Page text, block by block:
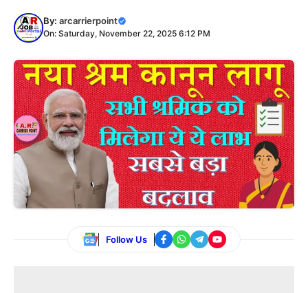
By: arcarrierpoint
On: Saturday, November 22, 2025 6:12 PM
Follow Us